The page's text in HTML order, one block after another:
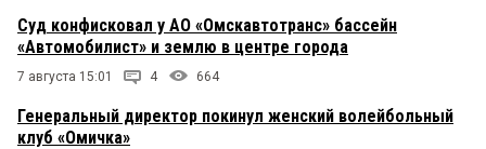
Суд конфисковал у АО «Омскавтотранс» бассейн
«Автомобилист» и землю в центре города
7 августа 15:01 4 664
Генеральный директор покинул женский волейбольный
клуб «Омичка»